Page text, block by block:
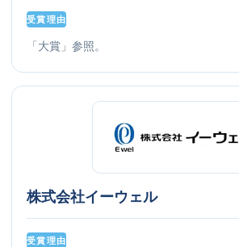
受賞理由
「大賞」参照。
株式会社イーウェル
受賞理由